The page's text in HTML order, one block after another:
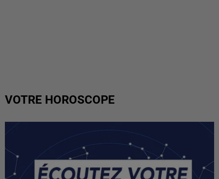
VOTRE HOROSCOPE